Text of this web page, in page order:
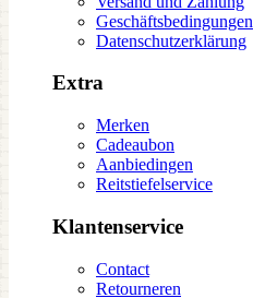
Geschäftsbedingungen
Datenschutzerklärung
Extra
Merken
Cadeaubon
Aanbiedingen
Reitstiefelservice
Klantenservice
Contact
Retourneren